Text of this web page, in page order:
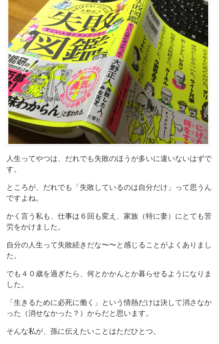
人生ってやつは、だれでも失敗のほうが多いに違いないはずで
す。
ところが、だれでも「失敗しているのは自分だけ」って思うん
ですよね。
かく言う私も、仕事は６回も変え、家族（特に妻）にとても苦
労をかけました。
自分の人生って失敗続きだな〜〜と感じることがよくありまし
た。
でも４０歳を過ぎたら、何とかかんとか暮らせるようになりま
した。
「生きるために必死に働く」という情熱だけは決して消さなか
った（消せなかった？）からだと思います。
そんな私が、孫に伝えたいことはただひとつ。